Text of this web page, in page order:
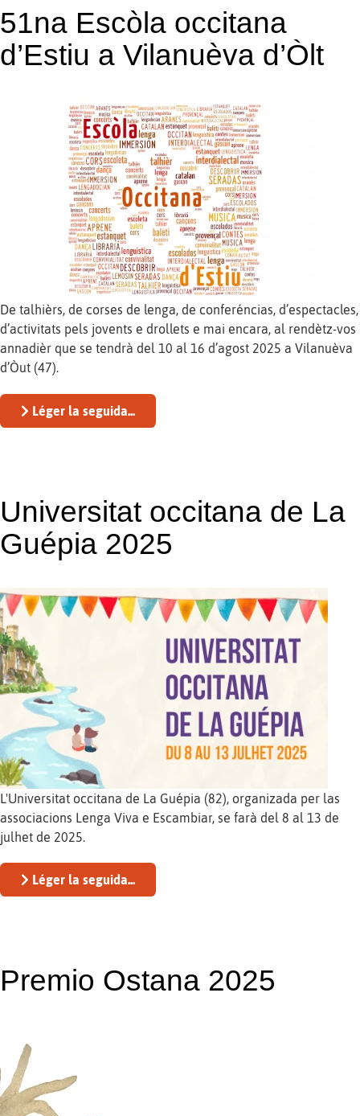
51na Escòla occitana
d’Estiu a Vilanuèva d’Òlt
De talhièrs, de corses de lenga, de conferéncias, d’espectacles,
d’activitats pels jovents e drollets e mai encara, al rendètz-vos
annadièr que se tendrà del 10 al 16 d’agost 2025 a Vilanuèva
d’Òut (47).
Léger la seguida...
Universitat occitana de La
Guépia 2025
L'Universitat occitana de La Guépia (82), organizada per las
associacions Lenga Viva e Escambiar, se farà del 8 al 13 de
julhet de 2025.
Léger la seguida...
Premio Ostana 2025